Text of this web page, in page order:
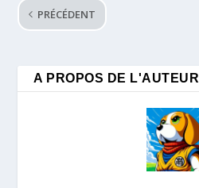
PRÉCÉDENT
A PROPOS DE L'AUTEUR